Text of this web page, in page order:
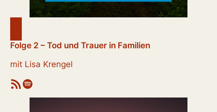
Folge 2 – Tod und Trauer in Familien
mit Lisa Krengel
RSS-Feed Spotify